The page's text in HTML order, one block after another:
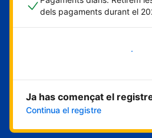
dels pagaments durant el
Comença ara
Ja has començat el
Continua el registre